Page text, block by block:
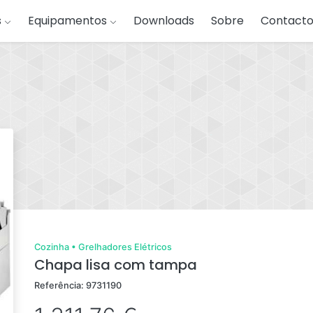
Equipamentos Downloads Sobre
Cozinha • Grelhadores Elétricos
Chapa lisa com tampa
Referência: 9731190